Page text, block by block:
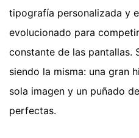
tipografía personalizada y
evolucionado para
constante de las pantallas.
siendo la misma: una gran
sola imagen y un puñado
perfectas.